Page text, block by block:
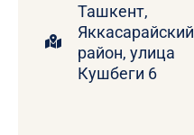
Ташкент,
Яккасарайский
район, улица
Кушбеги 6